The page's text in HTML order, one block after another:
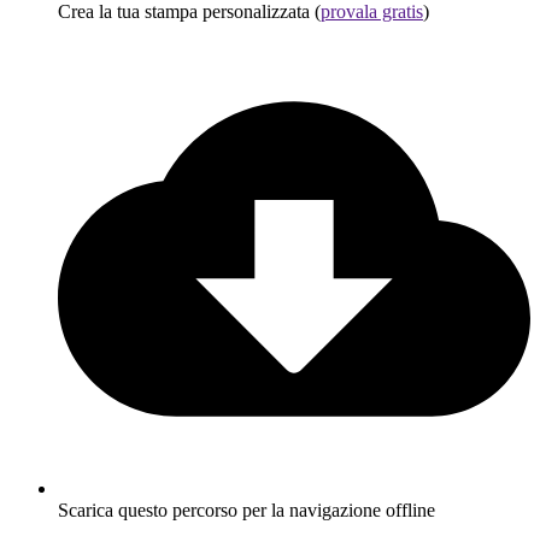
Crea la tua stampa personalizzata (provala gratis)
Scarica questo percorso per la navigazione offline